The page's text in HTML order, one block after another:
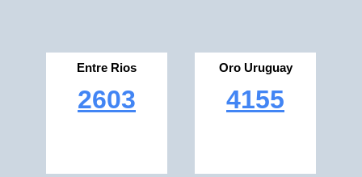
Entre Rios
2603
Oro Uruguay
4155